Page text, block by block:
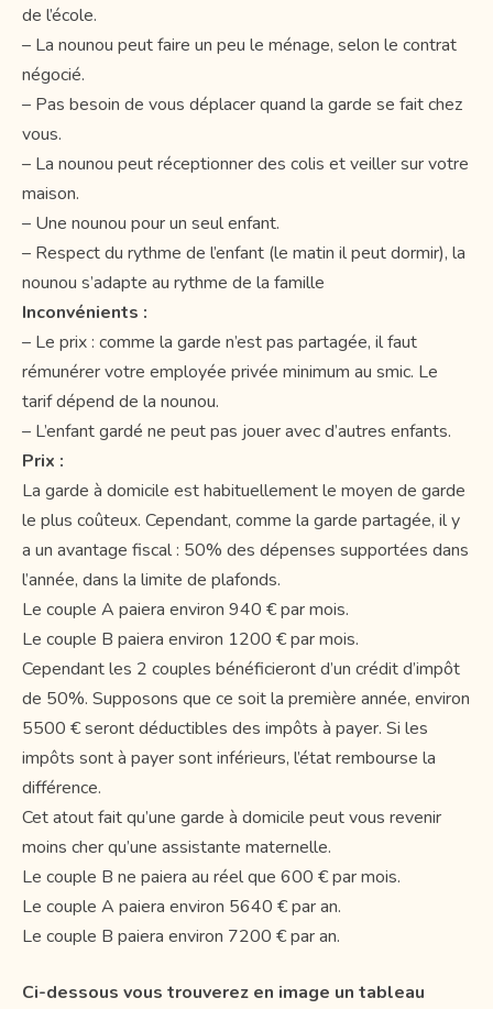
de l’école.
– La nounou peut faire un peu le ménage, selon le contrat
négocié.
– Pas besoin de vous déplacer quand la garde se fait chez
vous.
– La nounou peut réceptionner des colis et veiller sur votre
maison.
– Une nounou pour un seul enfant.
– Respect du rythme de l’enfant (le matin il peut dormir), la
nounou s’adapte au rythme de la famille
Inconvénients :
– Le prix : comme la garde n’est pas partagée, il faut
rémunérer votre employée privée minimum au smic. Le
tarif dépend de la nounou.
– L’enfant gardé ne peut pas jouer avec d’autres enfants.
Prix :
La garde à domicile est habituellement le moyen de garde
le plus coûteux. Cependant, comme la garde partagée, il y
a un avantage fiscal : 50% des dépenses supportées dans
l’année, dans la limite de plafonds.
Le couple A paiera environ 940 € par mois.
Le couple B paiera environ 1200 € par mois.
Cependant les 2 couples bénéficieront d’un crédit d’impôt
de 50%. Supposons que ce soit la première année, environ
5500 € seront déductibles des impôts à payer. Si les
impôts sont à payer sont inférieurs, l’état rembourse la
différence.
Cet atout fait qu’une garde à domicile peut vous revenir
moins cher qu’une assistante maternelle.
Le couple B ne paiera au réel que 600 € par mois.
Le couple A paiera environ 5640 € par an.
Le couple B paiera environ 7200 € par an.
Ci-dessous vous trouverez en image un tableau